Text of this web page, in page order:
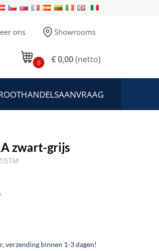
ons Showrooms
0 € 0,00(netto)
zwart-grijs
STM
verzending binnen 1-3 dagen!